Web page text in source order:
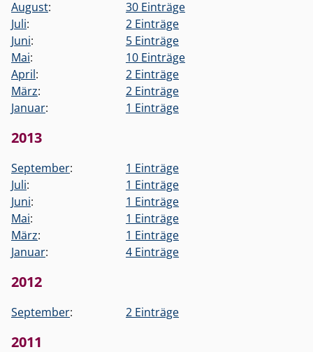
August:
30 Einträge
Juli:
2 Einträge
Juni:
5 Einträge
Mai:
10 Einträge
April:
2 Einträge
März:
2 Einträge
Januar: 1 Einträge
2013
September:
1 Einträge
Juli:
1 Einträge
Juni:
1 Einträge
Mai:
1 Einträge
März:
1 Einträge
Januar: 4 Einträge
2012
September: 2 Einträge
2011